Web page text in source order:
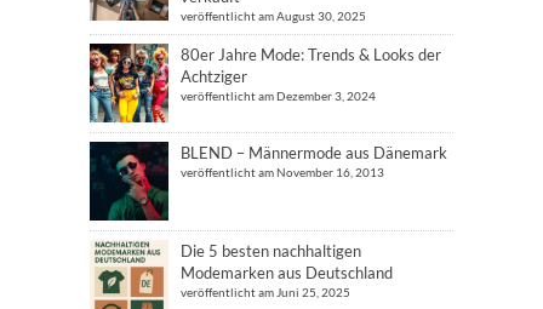
veröffentlicht am August 30, 2025
80er Jahre Mode: Trends & Looks der
Achtziger
veröffentlicht am Dezember 3, 2024
BLEND – Männermode aus Dänemark
veröffentlicht am November 16, 2013
Die 5 besten nachhaltigen
Modemarken aus Deutschland
veröffentlicht am Juni 25, 2025